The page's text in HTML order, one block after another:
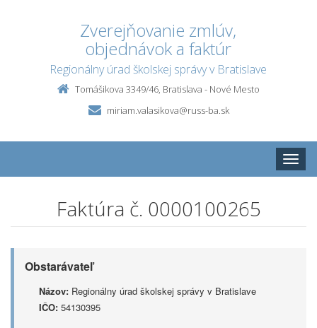
Zverejňovanie zmlúv,
objednávok a faktúr
Regionálny úrad školskej správy v Bratislave
Tomášikova 3349/46, Bratislava - Nové Mesto
miriam.valasikova@russ-ba.sk
Toggle
Faktúra č. 0000100265
Obstarávateľ
Názov: Regionálny úrad školskej správy v Bratislave
IČO: 54130395